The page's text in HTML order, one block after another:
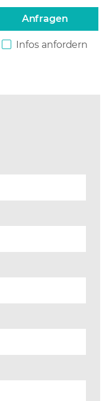
Anfragen
Infos anfordern